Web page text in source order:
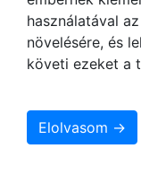
használatával
növelésére, és
követi ezeket a
Elolvasom →